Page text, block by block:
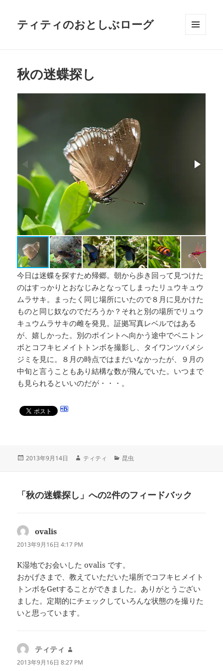
ティティのおとしぶローグ
秋の迷蝶探し
今日は迷蝶を探すため帰郷。朝から歩き回って見つけた
のはすっかりとおなじみとなってしまったリュウキュウ
ムラサキ。まったく同じ場所にいたので８月に見かけた
ものと同じ奴なのでだろうか？それと別の場所でリュウ
キュウムラサキの雌を発見。証拠写真レベルではある
が、嬉しかった。別のポイントへ向かう途中でベニトン
ボとコフキヒメイトトンボを撮影し、タイワンツバメシ
ジミを見に。８月の時点ではまだいなかったが、９月の
中旬と言うこともあり結構な数が飛んでいた。いつまで
も見られるといいのだが・・・。
投
2013年9月14日
作
ティティ
カ
ー
昆虫
「秋の迷蝶探し」への2件のフィードバック
ovalis
り:
2013年9月16日 4:17 PM
K湿地でお会いした ovalis です。
おかげさまで、教えていただいた場所でコフキヒメイト
トンボをGetすることができました。ありがとうござい
ました。定期的にチェックしていろんな状態のを撮りた
いと思っています。
ティティ
り:
2013年9月16日 8:27 PM